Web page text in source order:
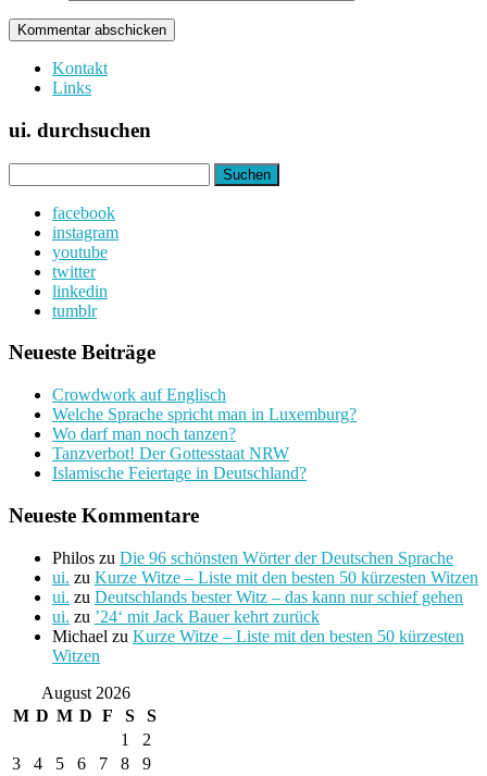
Kontakt
Links
ui. durchsuchen
nach:
facebook
instagram
youtube
twitter
linkedin
tumblr
Neueste Beiträge
Crowdwork auf Englisch
Welche Sprache spricht man in Luxemburg?
Wo darf man noch tanzen?
Tanzverbot! Der Gottesstaat NRW
Islamische Feiertage in Deutschland?
Neueste Kommentare
Philos zu Die 96 schönsten Wörter der Deutschen Sprache
ui. zu Kurze Witze – Liste mit den besten 50 kürzesten Witzen
ui. zu Deutschlands bester Witz – das kann nur schief gehen
ui. zu ’24‘ mit Jack Bauer kehrt zurück
Michael zu Kurze Witze – Liste mit den besten 50 kürzesten
Witzen
August 2026
M D M D F S
S
1
2
3
4 5 6 7 8
9